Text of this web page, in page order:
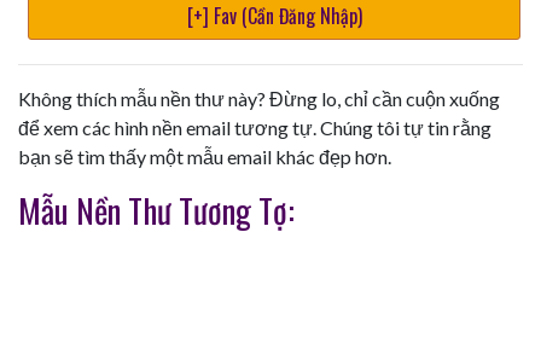
[+] Fav (Cần Đăng Nhập)
Không thích mẫu nền thư này? Đừng lo, chỉ cần cuộn xuống
để xem các hình nền email tương tự. Chúng tôi tự tin rằng
bạn sẽ tìm thấy một mẫu email khác đẹp hơn.
Mẫu Nền Thư Tương Tợ: